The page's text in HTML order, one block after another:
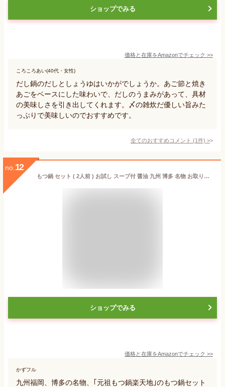
ショップでみる
価格と在庫をAmazonでチェック >>
ころころあい(40代・女性)
だし鍋のだしとしょうゆはいかがでしょうか。あご節と焼き
あごをベースにした味わいで、だしのうまみがあって、具材
の美味しさを引き出してくれます。〆の雑炊だ優しい旨みた
っぷりで美味しいのでおすすめです。
全てのおすすめコメント (1件) >
no. 12
もつ鍋 セット ( 2人前 ) お試し スープ付 醤油 九州 博多 名物 お取り寄せ ( 常温 ) 元祖もつ鍋楽天地
ショップでみる
価格と在庫をAmazonでチェック >>
かずフル
九州福岡、博多の名物、｢元祖もつ鍋楽天地｣のもつ鍋セット